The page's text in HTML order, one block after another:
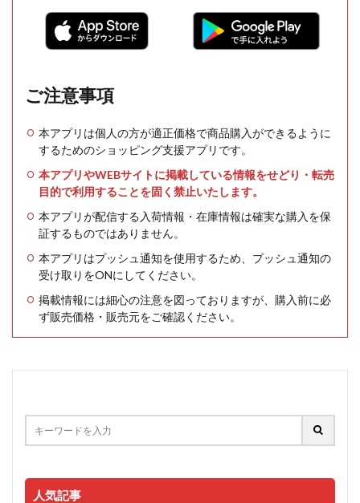
ご注意事項
本アプリは個人の方が適正価格で商品購入ができるように
するためのショッピング支援アプリです。
本アプリやWEBサイトに掲載している情報をせどり・転売
目的で利用することを固く禁止いたします。
本アプリが配信する入荷情報・在庫情報は確実な購入を保
証するものではありません。
本アプリはプッシュ通知を使用するため、プッシュ通知の
受け取りをONにしてください。
掲載情報には細心の注意を図っておりますが、購入前に必
ず販売価格・販売元をご確認ください。
人気記事